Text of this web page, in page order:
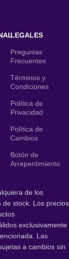
LEGALES
Preguntas
Frecuentes
Términos y
Condiciones
Política de
Privacidad
Política de
Cambios
Botón de
Arrepentimiento
de los
de stock. Los precios
exclusivamente
Las
a cambios sin